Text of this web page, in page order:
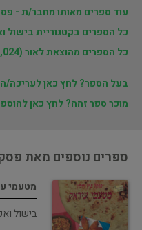
עוד ספרים מאותו מחבר/ת - פסקל
כל הספרים בקטגוריית בישול ואפיה
כל הספרים מהוצאת לאור (5,024 כותרים)
בעל הספר? לחץ כאן לעריכה/
מוכר ספר זהה? לחץ כאן
ספרים נוספים מאת
מטעמי
בישול